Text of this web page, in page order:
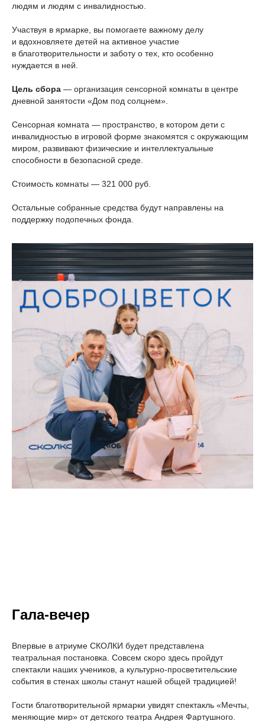
людям и людям с инвалидностью.
Участвуя в ярмарке, вы помогаете важному делу
и вдохновляете детей на активное участие
в благотворительности и заботу о тех, кто особенно
нуждается в ней.
Цель сбора — организация сенсорной комнаты в центре
дневной занятости «Дом под солцнем».
Сенсорная комната — пространство, в котором дети с
инвалидностью в игровой форме знакомятся с окружающим
миром, развивают физические и интеллектуальные
способности в безопасной среде.
Стоимость комнаты — 321 000 руб.
Остальные собранные средства будут направлены на
поддержку подопечных фонда.
Гала-вечер
Впервые в атриуме СКОЛКИ будет представлена
театральная постановка. Совсем скоро здесь пройдут
спектакли наших учеников, а культурно-просветительские
события в стенах школы станут нашей общей традицией!
Гости благотворительной ярмарки увидят спектакль «Мечты,
меняющие мир» от детского театра Андрея Фартушного.